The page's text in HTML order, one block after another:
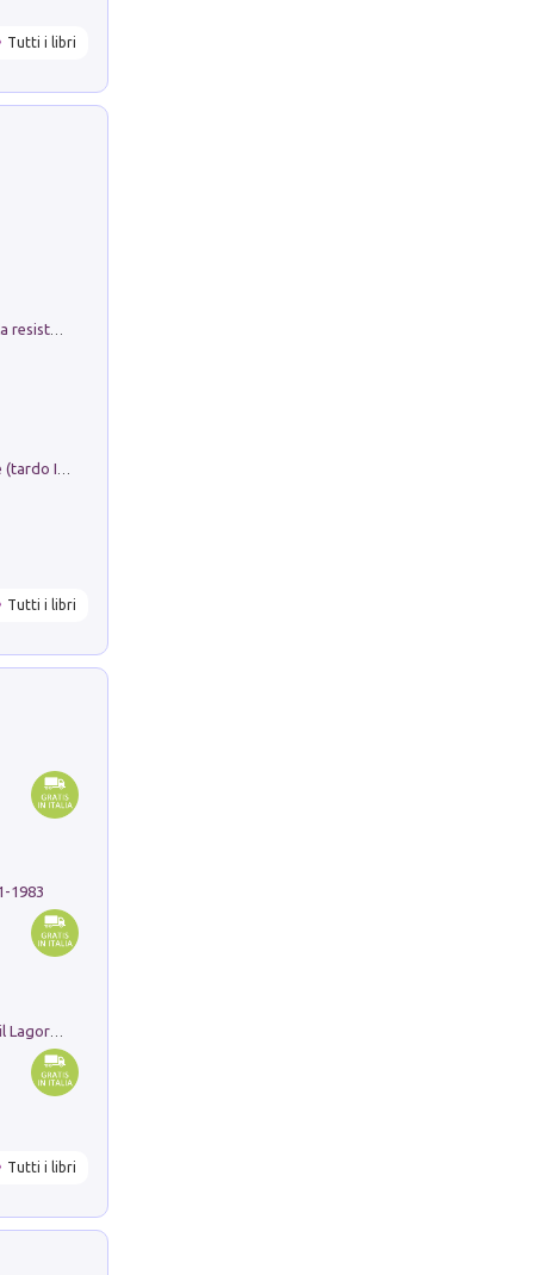
Tutti i libri
Memorial Santa Giulia. Sculture per la resistenza Monchio di Palagano
Tutti i libri
1983
Tutti i libri